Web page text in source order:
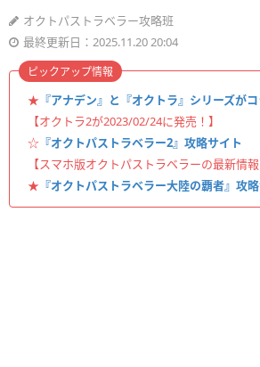
オクトパストラベラー攻略班
最終更新日：2025.11.20 20:04
★ 『アナデン』と『オクトラ』シリーズがコ
【オクトラ2が2023/02/24に発売！】
☆ 『オクトパストラベラー2』攻略サイト
【スマホ版オクトパストラベラーの最新情報
★ 『オクトパストラベラー大陸の覇者』攻
ピックアップ情報